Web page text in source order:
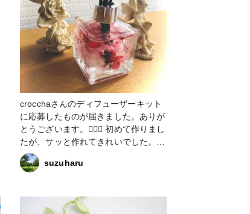
ロー、ホワイトでしたが、色が変わる
だけで雰囲気も違いますね。きっと香
りが違っても変わるんだろうなぁ😊
お花のリードディフューザー、とても
楽しかったです。本当にありがとうご
ざいました。 #リードディフィーザー
#お花のリードディフューザー手作り
キット #ハンドメイド応援企画 #第
2弾ハンドメイド応援企画 #どこでも
ホビーショー #ハーバリウム
crocchaさんのディフューザーキット
に応募したものが届きました。ありが
とうございます。🙇🏻‍♀️ 初めて作りまし
たが、サッと作れてきれいでした。
ドライフラワーが鮮やかで綺麗な色
で、 ポロポロしないのかな？と思い
入れられました。 最近の技術ってす
suzuharu